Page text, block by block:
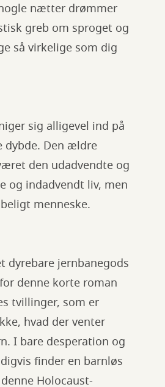
nætter drømmer
greb om sproget og
så virkelige som dig
sig alligevel ind på
dybde. Den ældre
den udadvendte og
og indadvendt liv, men
menneske.
dyrebare jernbanegods
denne korte roman
tvillinger, som er
hvad der venter
I bare desperation og
finder en barnløs
Holocaust-